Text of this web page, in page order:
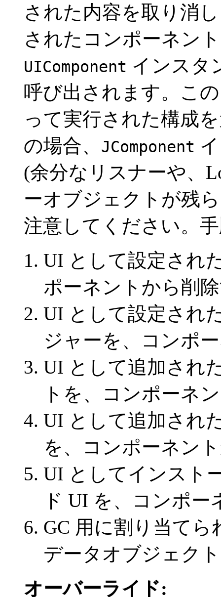
された内容を取り消
されたコンポーネン
UIComponent インスタ
呼び出されます。こ
って実行された構成
の場合、
JComponent
(余分なリスナーや、
ーオブジェクトが残
注意してください。
UI として設定され
ポーネントから削
UI として設定され
ジャーを、コンポ
UI として追加され
トを、コンポーネ
UI として追加され
を、コンポーネン
UI としてインスト
ド UI を、コンポ
GC 用に割り当て
データオブジェク
オーバーライド: